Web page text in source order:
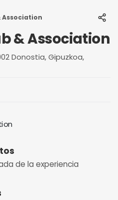
Association
& Association
Donostia, Gipuzkoa,
de la experiencia